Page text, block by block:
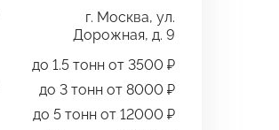
г. Москва, ул.
Дорожная, д. 9
до 1.5 тонн от 3500 ₽
до 3 тонн от 8000 ₽
до 5 тонн от 12000 ₽